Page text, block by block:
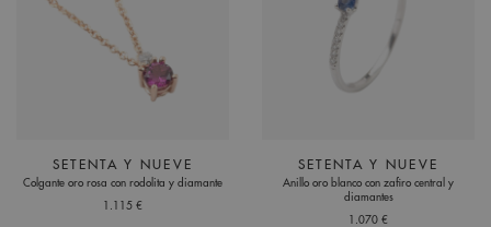
SETENTA Y NUEVE
Colgante oro rosa con rodolita y diamante
1.115 €
SETENTA Y NUEVE
Anillo oro blanco con zafiro central y
diamantes
1.070 €